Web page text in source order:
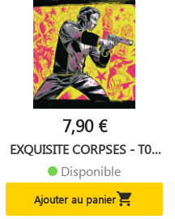
7,90 €
EXQUISITE CORPSES - T07
Disponible
Ajouter au panier